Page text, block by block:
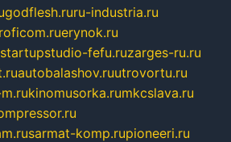
godflesh.ruru-industria.ru
erynok.ru
startupstudio-fefu.ruzarges-ru.ru
autobalashov.ruutrovortu.ru
kinomusorka.rumkcslava.ru
sarmat-komp.rupioneeri.ru